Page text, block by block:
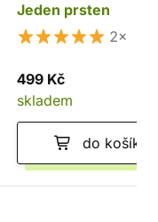
Jeden prsten
2×
499 Kč
skladem
do košíku